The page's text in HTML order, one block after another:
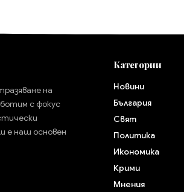
на
с фокус
наш основен
Категории
Новини
България
Свят
Политика
Икономика
Крими
Мнения